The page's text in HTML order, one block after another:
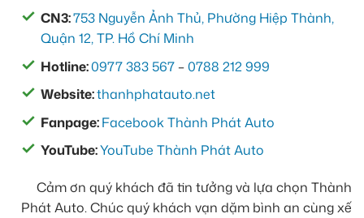
CN3:753 Nguyễn Ảnh Thủ, Phường Hiệp Thành,
Quận 12, TP. Hồ Chí Minh
Hotline:0977 383 567 –0788 212 999
Website:thanhphatauto.net
Fanpage:Facebook Thành Phát Auto
YouTube:YouTube Thành Phát Auto
Cảm ơn quý khách đã tin tưởng và lựa chọn Thành
Phát Auto. Chúc quý khách vạn dặm bình an cùng xế